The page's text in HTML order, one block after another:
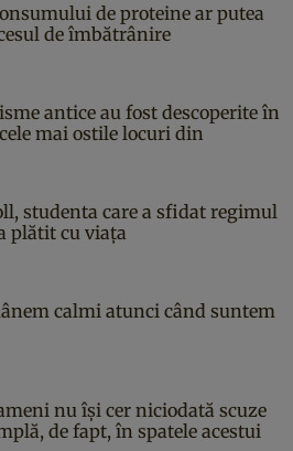
de proteine ar putea
de îmbătrânire
antice au fost descoperite în
mai ostile locuri din
studenta care a sfidat regimul
plătit cu viața
calmi atunci când suntem
nu își cer niciodată scuze
de fapt, în spatele acestui